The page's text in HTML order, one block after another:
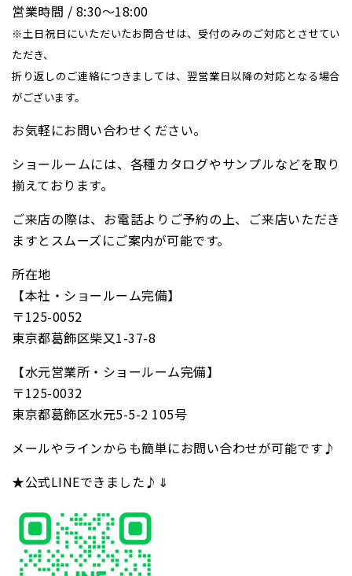
営業時間 / 8:30〜18:00
※土日祝日にいただいたお問合せは、受付のみのご対応とさせてい
ただき、
折り返しのご連絡につきましては、翌営業日以降の対応となる場合
がございます。
お気軽にお問い合わせください。
ショールームには、各種カタログやサンプルなどを取り
揃えております。
ご来店の際は、お電話よりご予約の上、ご来店いただき
ますとスムーズにご案内が可能です。
所在地
【本社・ショールーム完備】
〒125-0052
東京都葛飾区柴又1-37-8
【水元営業所・ショールーム完備】
〒125-0032
東京都葛飾区水元5-5-2 105号
メールやラインからも簡単にお問い合わせが可能です♪
★公式LINEできました♪⇓